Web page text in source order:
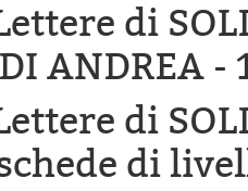
di
ANDREA -
di
di